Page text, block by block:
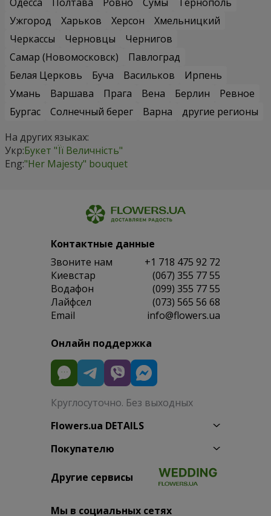
Ужгород
Харьков Херсон
Хмельницкий
Черкассы
Черновцы
Чернигов
Самар (Новомосковск)
Павлоград
Белая Церковь
Буча Васильков
Ирпень
Умань
Варшава Прага Вена Берлин
Ревное
Бургас
Солнечный берег Варна
другие регионы
На других языках:
Укр:Букет "Її Величність"
Eng:"Her Majesty" bouquet
Контактные данные
Звоните нам
+1 718 475 92 72
Киевстар
(067) 355 77 55
Водафон
(099) 355 77 55
Лайфсел
(073) 565 56 68
Email
info@flowers.ua
Онлайн поддержка
Круглосуточно. Без выходных
Flowers.ua DETAILS
Покупателю
Другие сервисы
Мы в социальных сетях